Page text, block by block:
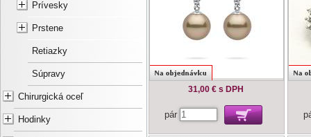
Prívesky
Prstene
Retiazky
Súpravy
Chirurgická oceľ
Hodinky
31,00 € s DPH
pár